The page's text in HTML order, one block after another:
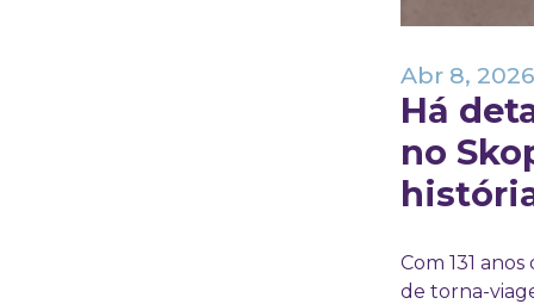
Há
no
Abr 8, 2026
Com 131
de torna-